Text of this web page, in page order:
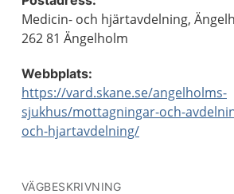
Medicin- och hjärtavdelning,
262 81 Ängelholm
Webbplats:
https://vard.skane.se/angelholms-
sjukhus/mottagningar-och-
och-hjartavdelning/
VÄGBESKRIVNING